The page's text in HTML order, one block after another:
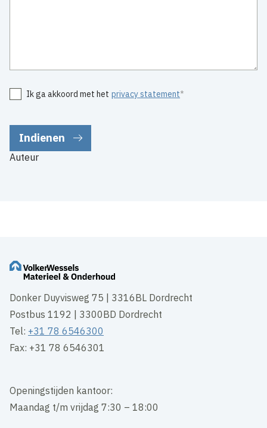
Ik ga akkoord met het privacy statement
Auteur
Donker Duyvisweg 75 | 3316BL Dordrecht
Postbus 1192 | 3300BD Dordrecht
Tel: +31 78 6546300
Fax: +31 78 6546301
Openingstijden kantoor:
Maandag t/m vrijdag 7:30 – 18:00